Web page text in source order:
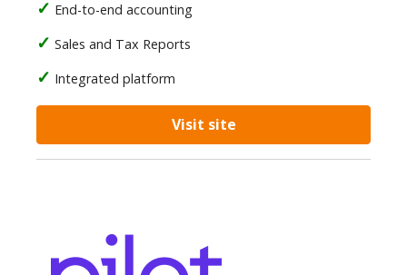
End-to-end accounting
Sales and Tax Reports
Integrated platform
Visit site